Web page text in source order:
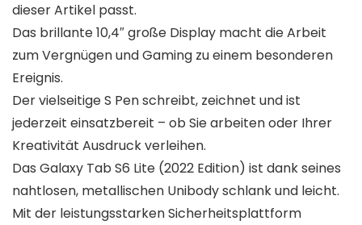
dieser Artikel passt.
Das brillante 10,4″ große Display macht die Arbeit
zum Vergnügen und Gaming zu einem besonderen
Ereignis.
Der vielseitige S Pen schreibt, zeichnet und ist
jederzeit einsatzbereit – ob Sie arbeiten oder Ihrer
Kreativität Ausdruck verleihen.
Das Galaxy Tab S6 Lite (2022 Edition) ist dank seines
nahtlosen, metallischen Unibody schlank und leicht.
Mit der leistungsstarken Sicherheitsplattform